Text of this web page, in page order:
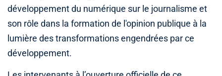
développement du numérique sur le journalisme et
son rôle dans la formation de l'opinion publique à la
lumière des transformations engendrées par ce
développement.